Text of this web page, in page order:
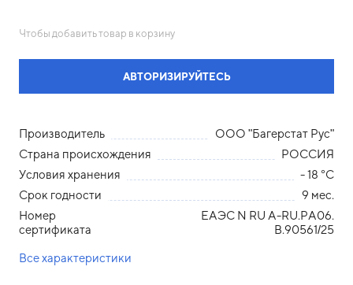
Чтобы добавить товар в корзину
АВТОРИЗИРУЙТЕСЬ
Производитель
ООО "Багерстат Рус"
Страна происхождения
РОССИЯ
Условия хранения
- 18 °С
Срок годности
9 мес.
Номер
сертификата
ЕАЭС N RU A-RU.PA06.
B.90561/25
Все характеристики